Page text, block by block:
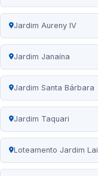
Jardim Aureny IV
Jardim Janaína
Jardim Santa Bárbara
Jardim Taquari
Loteamento Jardim